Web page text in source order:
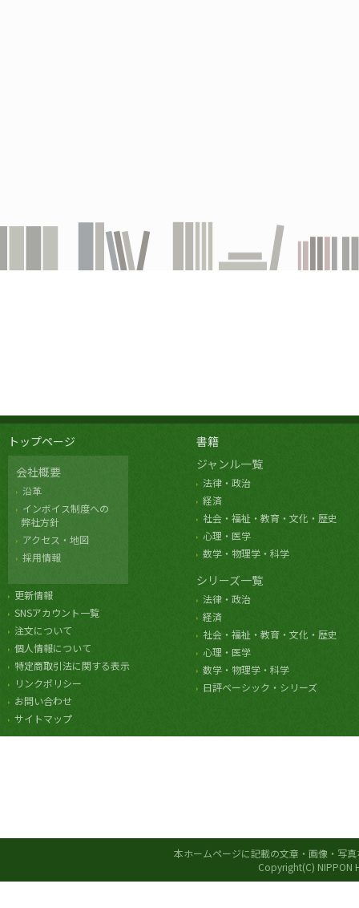
トップページ
会社概要
沿革
インボイス制度への
弊社方針
アクセス・地図
採用情報
更新情報
SNSアカウント一覧
注文について
個人情報について
特定商取引法に関する表示
リンクポリシー
お問い合わせ
サイトマップ
書籍
ジャンル一覧
法律・政治
経済
社会・福祉・教育・文化・歴史
心理・医学
数学・物理学・科学
シリーズ一覧
法律・政治
経済
社会・福祉・教育・文化・歴史
心理・医学
数学・物理学・科学
日評ベーシック・シリーズ
本ホームページに記載の文章・画像・写
Copyright(C) NIPPON